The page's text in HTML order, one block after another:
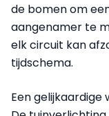
de bomen om
aangenamer te
elk circuit kan
tijdschema.
Een gelijkaardige